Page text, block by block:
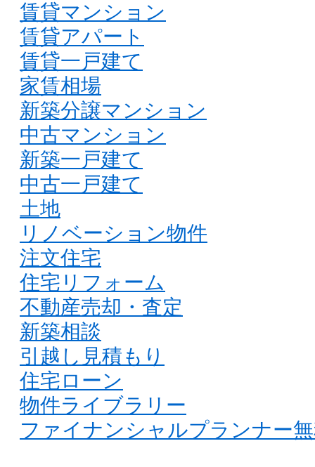
賃貸マンション
賃貸アパート
賃貸一戸建て
家賃相場
新築分譲マンション
中古マンション
新築一戸建て
中古一戸建て
土地
リノベーション物件
注文住宅
住宅リフォーム
不動産売却・査定
新築相談
引越し見積もり
住宅ローン
物件ライブラリー
ファイナンシャルプランナー